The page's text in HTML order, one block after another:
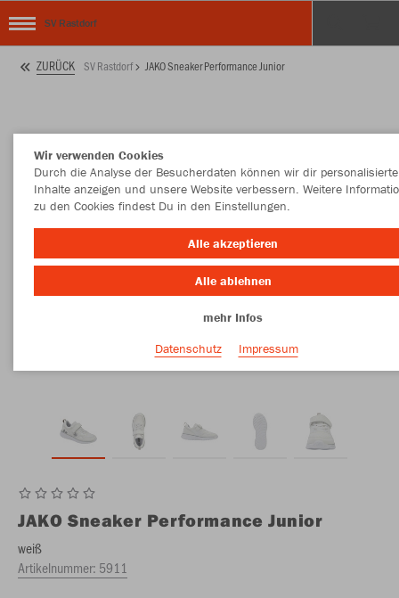
SV Rastdorf
ZURÜCK SV Rastdorf JAKO Sneaker Performance Junior
JAKO Sneaker Performance Junior
weiß
Artikelnummer: 5911
Wir verwenden Cookies
Durch die Analyse der Besucherdaten können wir dir personalisierte
Inhalte anzeigen und unsere Website verbessern. Weitere
zu den Cookies findest Du in den Einstellungen.
Alle akzeptieren
Alle ablehnen
mehr Infos
Datenschutz
Impressum